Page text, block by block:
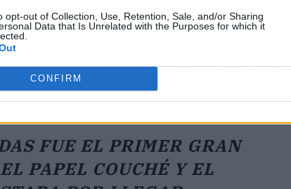
opt-out of Collection, Use, Retention, Sale, and/or Sharing
Data that Is Unrelated with the Purposes for which it
CONFIRM
todo. Belén Esteban, en más de una
de que la influencer no había vendido su
vendió su boda porque sí lo hiciste, cariño', le
FUE EL PRIMER GRAN
PAPEL COUCHÉ Y EL